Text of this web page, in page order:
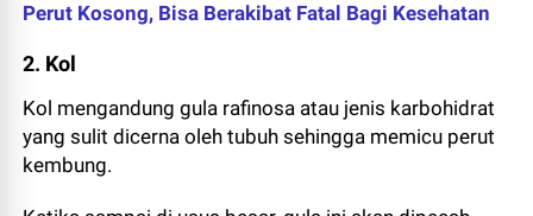
Perut Kosong, Bisa Berakibat Fatal Bagi Kesehatan
2. Kol
Kol mengandung gula rafinosa atau jenis karbohidrat
yang sulit dicerna oleh tubuh sehingga memicu perut
kembung.